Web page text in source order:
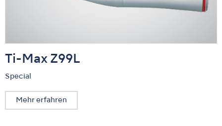
Ti-Max Z99L
Special
Mehr erfahren